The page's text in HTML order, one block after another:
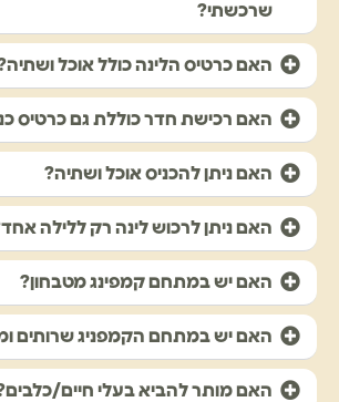
שרכשתי?
האם כרטיס הלינה כולל אוכל
האם רכישת חדר כוללת גם כרטיס
האם ניתן להכניס אוכל ושתיה?
האם ניתן לרכוש לינה רק ללילה
האם יש במתחם קמפינג מטבחון?
האם יש במתחם הקמפניג שרותים
האם מותר להביא בעלי חיים/